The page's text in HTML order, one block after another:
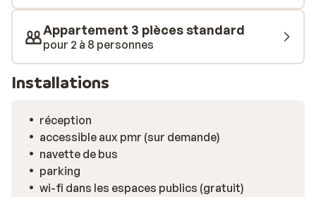
Appartement 3 pièces standard
pour 2 à 8 personnes
Installations
réception
accessible aux pmr (sur demande)
navette de bus
parking
wi-fi dans les espaces publics (gratuit)